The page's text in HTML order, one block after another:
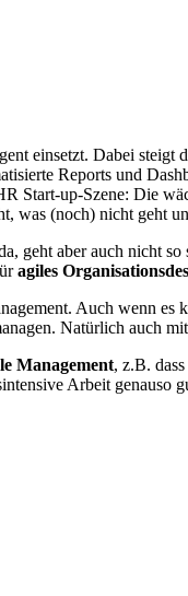
einsetzt. Dabei steigt
Reports und
Start-up-Szene: Die
was (noch) nicht geht
geht aber auch nicht
agiles
Auch wenn
Natürlich auch
Management, z.B.
Arbeit